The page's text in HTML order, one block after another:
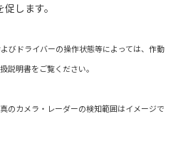
します。
びドライバーの操作状態等によっては、作動
説明書をご覧ください。
カメラ・レーダーの検知範囲はイメージで